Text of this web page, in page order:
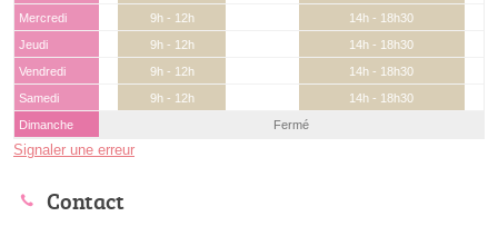
Mercredi
9h - 12h
14h - 18h30
Jeudi
9h - 12h
14h - 18h30
Vendredi
9h - 12h
14h - 18h30
Samedi
9h - 12h
14h - 18h30
Dimanche
Fermé
Signaler une erreur
Contact